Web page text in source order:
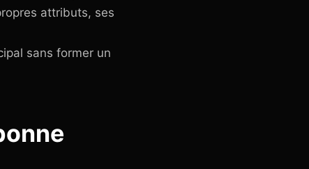
attributs, ses
sans former un